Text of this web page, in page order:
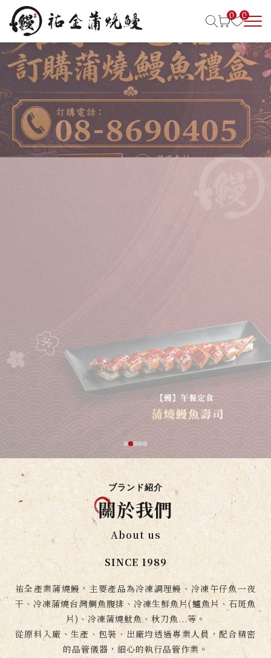
0 0
祐全鰻魚禮盒｜日式蒲燒醬
ブランド紹介
關於我們
About us
SINCE 1989
祐全產業蒲燒鰻，主要產品為冷凍調理鰻、冷凍午仔魚一夜
干、冷凍蒲燒台灣鯛魚腹排、冷凍生鮮魚片(鱸魚片、石斑魚
片)、冷凍蒲燒魷魚、秋刀魚...等。
從原料入廠、生產、包裝、出廠均透過專業人員，配合精密
的品管儀器，細心的執行品管作業。